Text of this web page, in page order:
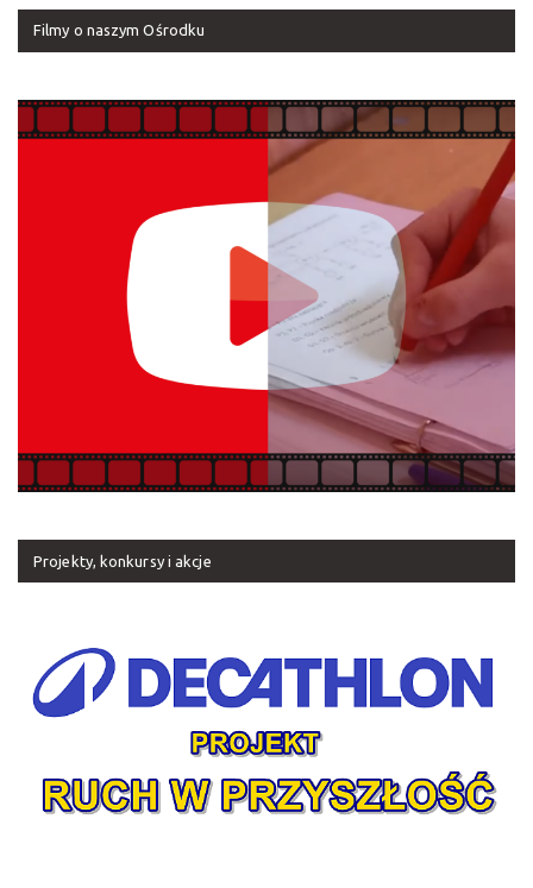
Filmy o naszym Ośrodku
Projekty, konkursy i akcje